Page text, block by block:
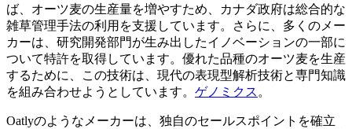
ば、オーツ麦の生産量を増やすため、カナダ政府は総合的な
雑草管理手法の利用を支援しています。さらに、多くのメー
カーは、研究開発部門が生み出したイノベーションの一部に
ついて特許を取得しています。優れた品種のオーツ麦を生産
するために、この技術は、現代の表現型解析技術と専門知識
を組み合わせようとしています。 ゲノミクス 。
Oatlyのようなメーカーは、独自のセールスポイントを確立